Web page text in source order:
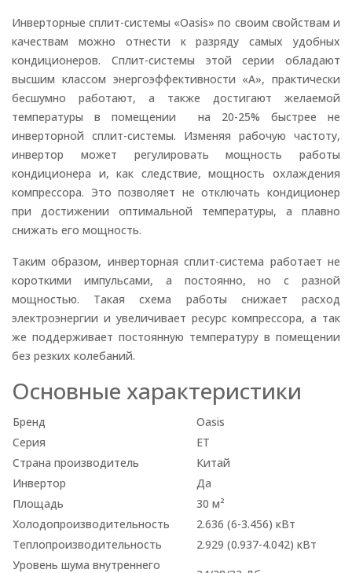
Инверторные сплит-системы «Oasis» по своим свойствам и
качествам можно отнести к разряду самых удобных
кондиционеров. Сплит-системы этой серии обладают
высшим классом энергоэффективности «А», практически
бесшумно работают, а также достигают желаемой
температуры в помещении на 20-25% быстрее не
инверторной сплит-системы. Изменяя рабочую частоту,
инвертор может регулировать мощность работы
кондиционера и, как следствие, мощность охлаждения
компрессора. Это позволяет не отключать кондиционер
при достижении оптимальной температуры, а плавно
снижать его мощность.
Таким образом, инверторная сплит-система работает не
короткими импульсами, а постоянно, но с разной
мощностью. Такая схема работы снижает расход
электроэнергии и увеличивает ресурс компрессора, а так
же поддерживает постоянную температуру в помещении
без резких колебаний.
Основные характеристики
Бренд
Oasis
Серия
ET
Страна производитель
Китай
Инвертор
Да
Площадь
30 м²
Холодопроизводительность
2.636 (6-3.456) кВт
Теплопроизводительность
2.929 (0.937-4.042) кВт
Уровень шума внутреннего